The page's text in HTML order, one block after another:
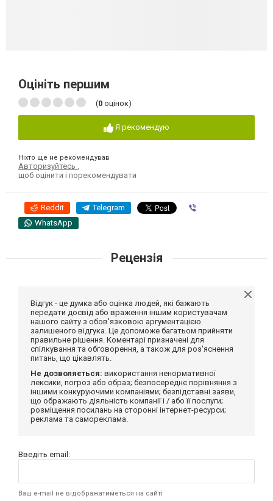
Оцініть першим
(0 оцінок)
Я рекомендую
Ніхто ще не рекомендував
Авторизуйтесь
щоб оцінити і порекомендувати
Reddit Telegram
WhatsApp
Рецензія
Відгук - це думка або оцінка людей, які бажають
передати досвід або враження іншим користувачам
нашого сайту з обов'язковою аргументацією
залишеного відгука. Це допоможе багатьом прийняти
правильне рішення. Коментарі призначені для
спілкування та обговорення, а також для роз'яснення
питань, що цікавлять.
Не дозволяється: використання ненормативної
лексики, погроз або образ; безпосереднє порівняння з
іншими конкуруючими компаніями; безпідставні заяви,
що ображають діяльність компанії і / або її послуги;
розміщення посилань на сторонні інтернет-ресурси;
реклама та самореклама.
Введіть email:
Ваш e-mail не відображатиметься на сайті